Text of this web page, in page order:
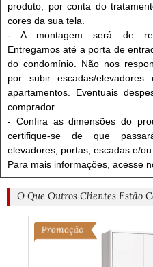
produto, por conta do
cores da sua tela.
- A montagem será de
Entregamos até a porta de
do condomínio. Não nos
por subir escadas/
apartamentos. Eventuais
comprador.
- Confira as dimensões do
certifique-se de que
elevadores, portas, escadas e/
Para mais informações, acesse
O Que Outros Clientes Estão